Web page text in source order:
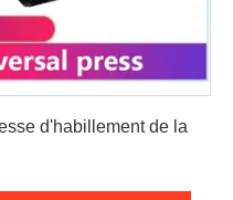
d'habillement de la